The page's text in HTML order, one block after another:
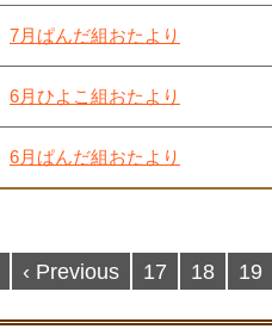
7月ぱんだ組おたより
6月ひよこ組おたより
6月ぱんだ組おたより
‹ Previous 17 18 19